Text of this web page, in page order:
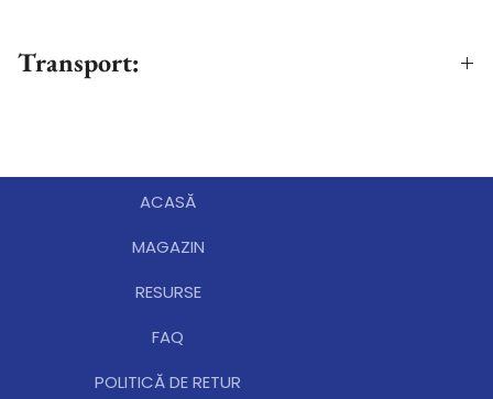
Transport:
firmei de curierat. În situația în care comanda este în
afara zonei de acoperire, veți fi contactați de editură
pentru confirmarea comenzii și achitarea taxelor
ACASĂ
MAGAZIN
RESURSE
FAQ
POLITICĂ DE RETUR